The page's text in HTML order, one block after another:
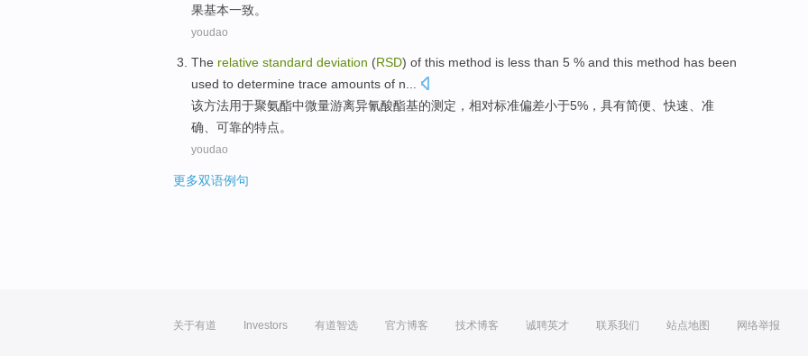
果基本一致。
youdao
The relative standard deviation (RSD) of this method is less than 5 % and this method has been
used to determine trace amounts of n...
该方法用于聚氨酯中微量游离异氰酸酯基的测定， 相对标准偏差小于5%， 具有简便、快速、准
确、可靠的特点。
youdao
更多双语例句
关于有道 Investors 有道智选 官方博客 技术博客 诚聘英才 联系我们 站点地图 网络举报